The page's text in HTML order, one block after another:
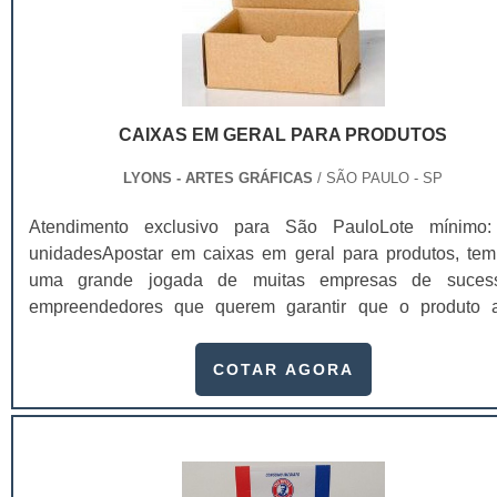
CAIXAS EM GERAL PARA PRODUTOS
LYONS - ARTES GRÁFICAS / SÃO PAULO - SP
Atendimento exclusivo para São PauloLote
unidadesApostar em caixas em geral para produtos,
uma grande jogada de muitas empresas de
empreendedores que querem garantir que o produto
final. Quando se trata de transporte de produtos, a
sofrer diversas variações de acordo com a temperatura ou
transporte. Essas caixas podem ser fabricadas em
formatos e dimensões, atendem assim produtos de
COTAR AGORA